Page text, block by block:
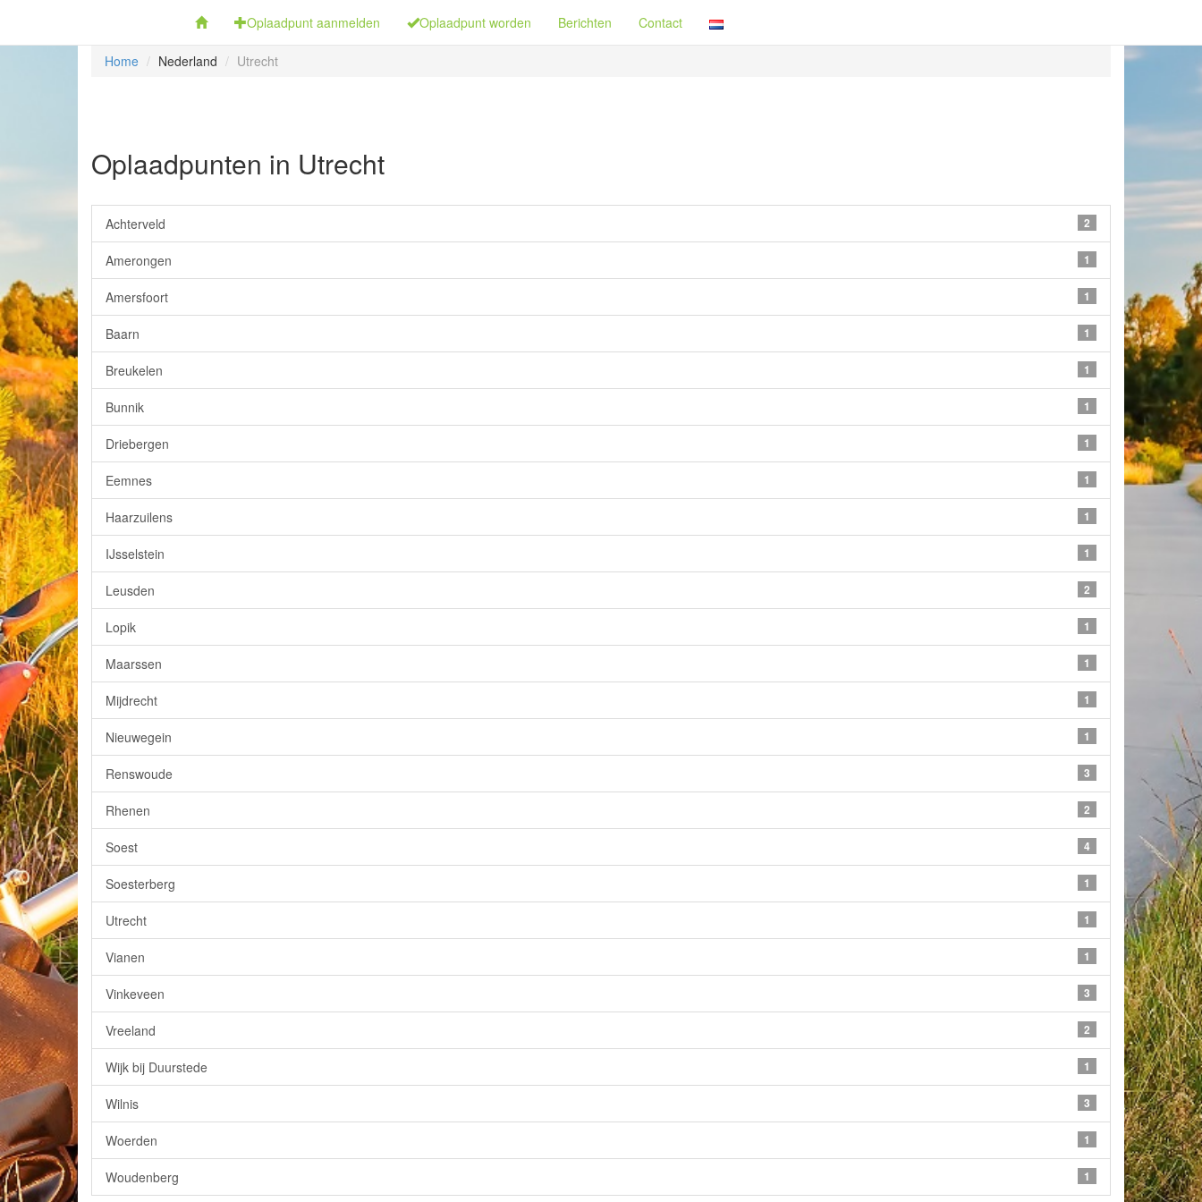
Oplaadpunt aanmelden Oplaadpunt worden Berichten Contact
Home Nederland Utrecht
Oplaadpunten in Utrecht
Achterveld 2
Amerongen 1
Amersfoort 1
Baarn 1
Breukelen 1
Bunnik 1
Driebergen 1
Eemnes 1
Haarzuilens 1
IJsselstein 1
Leusden 2
Lopik 1
Maarssen 1
Mijdrecht 1
Nieuwegein 1
Renswoude 3
Rhenen 2
Soest 4
Soesterberg 1
Utrecht 1
Vianen 1
Vinkeveen 3
Vreeland 2
Wijk bij Duurstede 1
Wilnis 3
Woerden 1
Woudenberg 1